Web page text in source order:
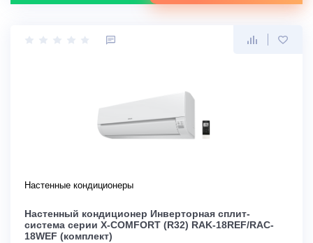
Настенные кондиционеры
Настенный кондиционер Инверторная сплит-
система серии X-COMFORT (R32) RAK-18REF/RAC-
18WEF (комплект)